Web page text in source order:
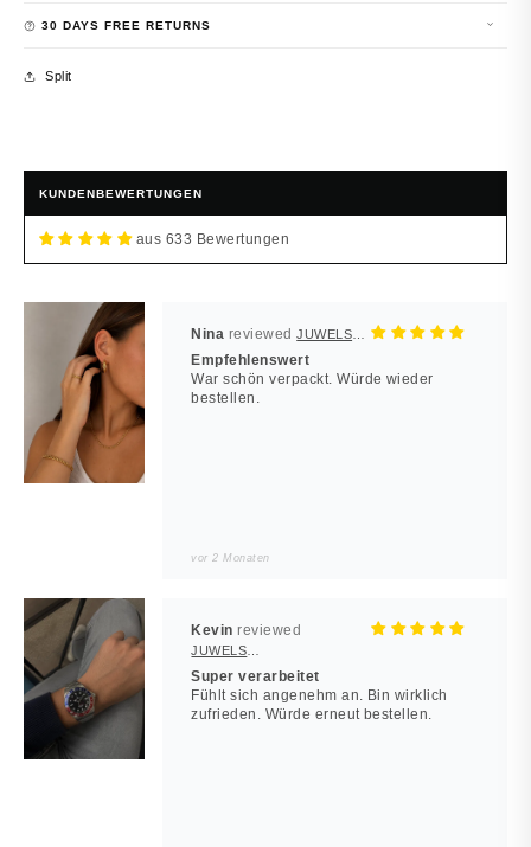
30 DAYS FREE RETURNS
Split
KUNDENBEWERTUNGEN
aus 633 Bewertungen
Nina
Empfehlenswert
War schön verpackt. Würde wieder
bestellen.
vor 2 Monaten
Kevin
Super verarbeitet
Fühlt sich angenehm an. Bin wirklich
zufrieden. Würde erneut bestellen.